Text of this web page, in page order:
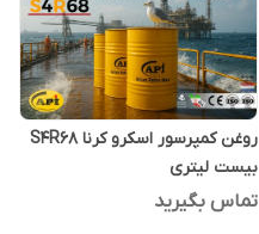
روغن کمپرسور اسکرو کرنا S4R68
بیست لیتری
تماس بگیرید